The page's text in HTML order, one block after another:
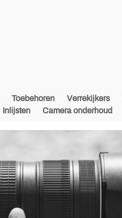
Toebehoren Verrekijkers
Inlijsten Camera onderhoud